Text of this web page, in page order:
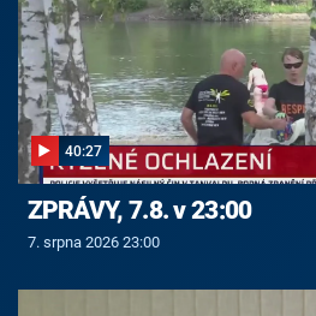
40:27
ZPRÁVY, 7.8. v 23:00
7. srpna 2026 23:00